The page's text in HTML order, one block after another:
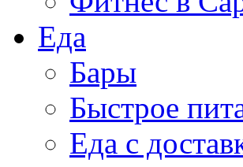
Еда
Бары
Быстрое
Еда с